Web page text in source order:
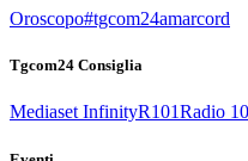
Oroscopo#tgcom24amarcord
Tgcom24 Consiglia
Mediaset InfinityR101Radio